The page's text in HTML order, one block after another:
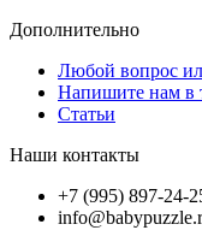
Дополнительно
Любой вопрос
Напишите нам в
Статьи
Наши контакты
+7 (995) 897-24-